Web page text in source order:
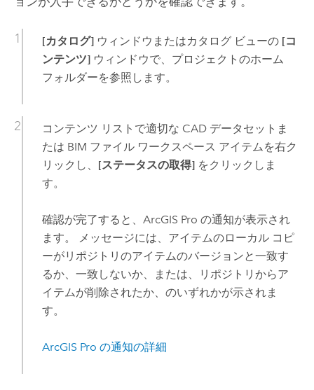
[カタログ]ウィンドウまたはカタログ ビューの [コ
ンテンツ]ウィンドウで、プロジェクトのホーム
フォルダーを参照します。
コンテンツ リストで適切な CAD データセットま
たは BIM ファイル ワークスペース アイテムを右ク
リックし、 [ステータスの取得]をクリックしま
す。
確認が完了すると、 ArcGIS Pro の通知が表示され
ます。 メッセージには、アイテムのローカル コピ
ーがリポジトリのアイテムのバージョンと一致す
るか、一致しないか、または、リポジトリからア
イテムが削除されたか、のいずれかが示されま
す。
ArcGIS Pro の通知の詳細